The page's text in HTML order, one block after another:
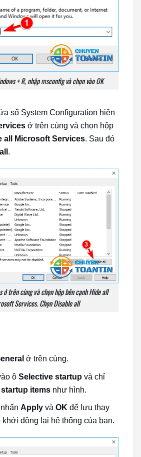
+ R, nhập msconfig và chọn vào OK
sổ System Configuration hiện
ở trên cùng và chọn hộp
all Microsoft Services. Sau đó
.
ở trên cùng và chọn hộp bên cạnh Hide all
Services. Chọn Disable all
ở trên cùng.
ô Selective startupvà chỉ
startup itemsnhư hình.
Applyvà OK để lưu thay
khởi động lại hệ thống của bạn.